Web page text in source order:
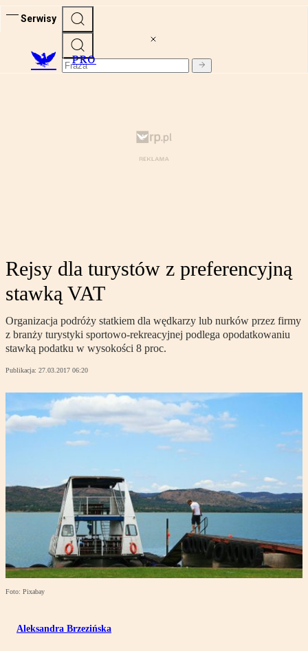
Serwisy
PRO
Rejsy dla turystów z preferencyjną
stawką VAT
Organizacja podróży statkiem dla wędkarzy lub nurków przez firmy
z branży turystyki sportowo-rekreacyjnej podlega opodatkowaniu
stawką podatku w wysokości 8 proc.
Publikacja: 27.03.2017 06:20
Foto: Pixabay
Aleksandra Brzezińska